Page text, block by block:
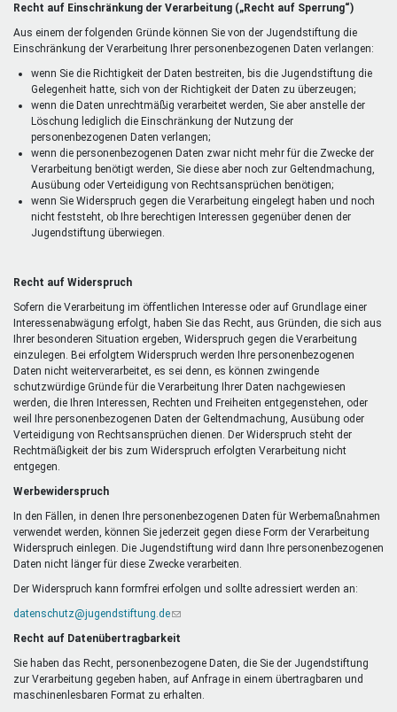
Recht auf Einschränkung der Verarbeitung („Recht auf Sperrung“)
Aus einem der folgenden Gründe können Sie von der Jugendstiftung die
Einschränkung der Verarbeitung Ihrer personenbezogenen Daten verlangen:
wenn Sie die Richtigkeit der Daten bestreiten, bis die Jugendstiftung die
Gelegenheit hatte, sich von der Richtigkeit der Daten zu überzeugen;
wenn die Daten unrechtmäßig verarbeitet werden, Sie aber anstelle der
Löschung lediglich die Einschränkung der Nutzung der
personenbezogenen Daten verlangen;
wenn die personenbezogenen Daten zwar nicht mehr für die Zwecke der
Verarbeitung benötigt werden, Sie diese aber noch zur Geltendmachung,
Ausübung oder Verteidigung von Rechtsansprüchen benötigen;
wenn Sie Widerspruch gegen die Verarbeitung eingelegt haben und noch
nicht feststeht, ob Ihre berechtigen Interessen gegenüber denen der
Jugendstiftung überwiegen.
Recht auf Widerspruch
Sofern die Verarbeitung im öffentlichen Interesse oder auf Grundlage einer
Interessenabwägung erfolgt, haben Sie das Recht, aus Gründen, die sich aus
Ihrer besonderen Situation ergeben, Widerspruch gegen die Verarbeitung
einzulegen. Bei erfolgtem Widerspruch werden Ihre personenbezogenen
Daten nicht weiterverarbeitet, es sei denn, es können zwingende
schutzwürdige Gründe für die Verarbeitung Ihrer Daten nachgewiesen
werden, die Ihren Interessen, Rechten und Freiheiten entgegenstehen, oder
weil Ihre personenbezogenen Daten der Geltendmachung, Ausübung oder
Verteidigung von Rechtsansprüchen dienen. Der Widerspruch steht der
Rechtmäßigkeit der bis zum Widerspruch erfolgten Verarbeitung nicht
entgegen.
Werbewiderspruch
In den Fällen, in denen Ihre personenbezogenen Daten für Werbemaßnahmen
verwendet werden, können Sie jederzeit gegen diese Form der Verarbeitung
Widerspruch einlegen. Die Jugendstiftung wird dann Ihre personenbezogenen
Daten nicht länger für diese Zwecke verarbeiten.
Der Widerspruch kann formfrei erfolgen und sollte adressiert werden an:
datenschutz@jugendstiftung.de(Link
E-
Mail)
Recht auf Datenübertragbarkeit
Sie haben das Recht, personenbezogene Daten, die Sie der Jugendstiftung
zur Verarbeitung gegeben haben, auf Anfrage in einem übertragbaren und
maschinenlesbaren Format zu erhalten.